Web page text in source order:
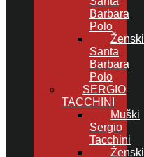
Barbara
Polo
Ženski
Santa
Barbara
Polo
SERGIO
TACCHINI
Muški
Sergio
Tacchini
Ženski